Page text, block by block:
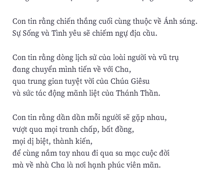
Con tin rằng chiến thắng cuối cùng thuộc về Ánh sáng.
Sự Sống và Tình yêu sẽ chiếm ngự địa cầu.
Con tin rằng dòng lịch sử của loài người và vũ trụ
đang chuyển mình tiến về với Cha,
qua trung gian tuyệt vời của Chúa Giêsu
và sức tác động mãnh liệt của Thánh Thần.
Con tin rằng dần dần mỗi người sẽ gặp nhau,
vượt qua mọi tranh chấp, bất đồng,
mọi dị biệt, thành kiến,
để cùng nắm tay nhau đi qua sa mạc cuộc đời
mà về nhà Cha là nơi hạnh phúc viên mãn.